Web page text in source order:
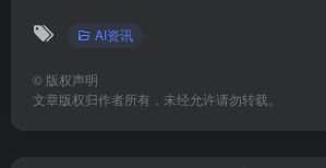
AI资讯
© 版权声明
文章版权归作者所有，未经允许请勿转载。